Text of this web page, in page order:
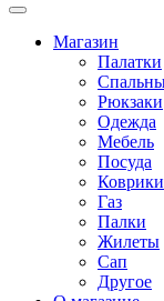
Магазин
Палатки
Рюкзаки
Одежда
Мебель
Посуда
Коврики
Газ
Палки
Жилеты
Сап
Другое